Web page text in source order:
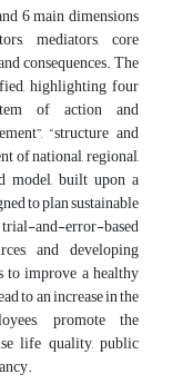
6 main dimensions
mediators, core
consequences. The
highlighting four
of action and
“structure and
of national, regional,
model, built upon a
to plan sustainable
and-error-based
and developing
improve a healthy
to an increase in the
promote the
life quality, public